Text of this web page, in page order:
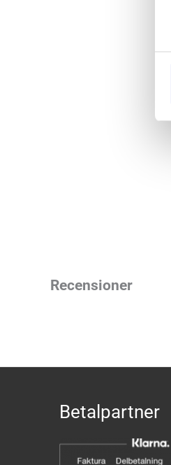
Recensioner
Betalpartner